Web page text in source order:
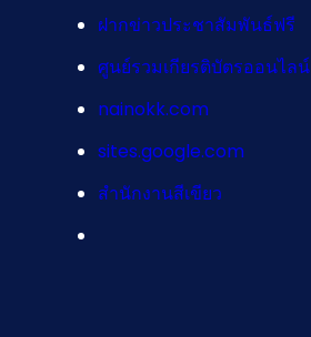
ฝากข่าวประชาสัมพันธ์ฟรี
ศูนย์รวมเกียรติบัตรออนไลน์
nainokk.com
sites.google.com
สำนักงานสีเขียว